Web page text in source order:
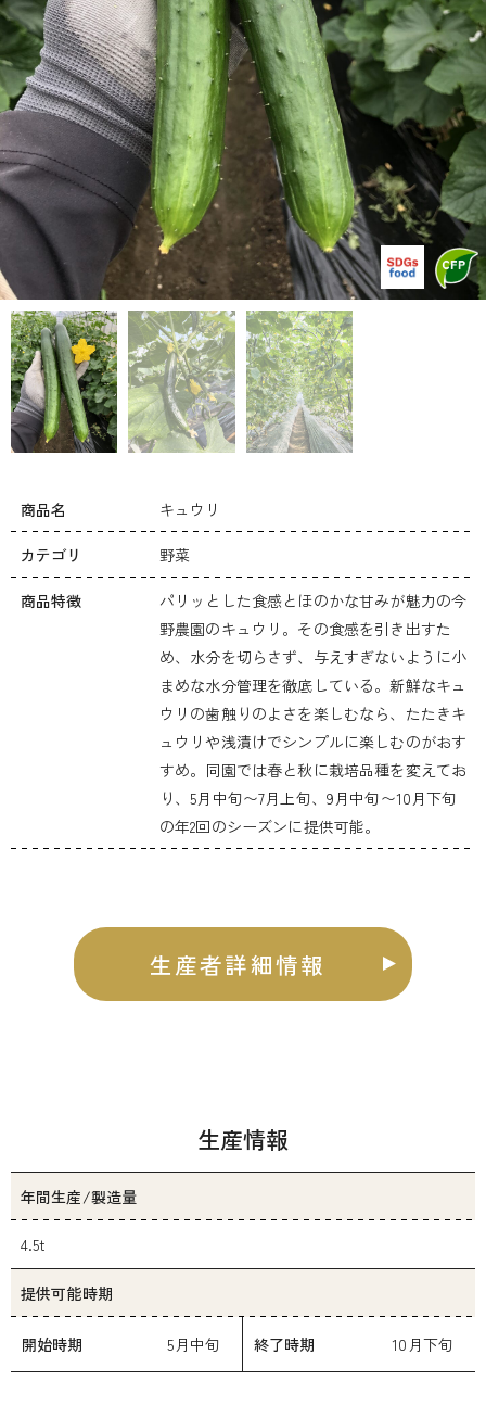
商品名 キュウリ
カテゴリ 野菜
商品特徴
パリッとした食感とほのかな甘みが魅力の今
野農園のキュウリ。その食感を引き出すた
め、水分を切らさず、与えすぎないように小
まめな水分管理を徹底している。新鮮なキュ
ウリの歯触りのよさを楽しむなら、たたきキ
ュウリや浅漬けでシンプルに楽しむのがおす
すめ。同園では春と秋に栽培品種を変えてお
り、5月中旬〜7月上旬、9月中旬〜10月下旬
の年2回のシーズンに提供可能。
生産者詳細情報
生産情報
年間生産/製造量
4.5t
提供可能時期
開始時期 5月中旬 終了時期 10月下旬